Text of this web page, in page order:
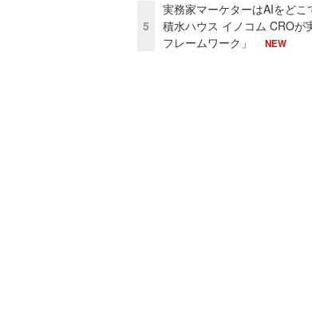
5
実務家マーケターはAIをどこ
積水ハウス イノコム CROが
フレームワーク」
NEW